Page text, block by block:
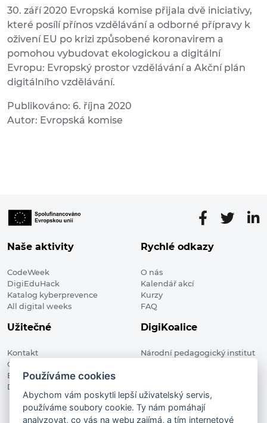
30. září 2020 Evropská komise přijala dvě iniciativy,
které posílí přínos vzdělávání a odborné přípravy k
oživení EU po krizi způsobené koronavirem a
pomohou vybudovat ekologickou a digitální
Evropu: Evropský prostor vzdělávání a Akční plán
digitálního vzdělávání.
Publikováno: 6. října 2020
Autor: Evropská komise
Naše aktivity
CodeWeek
DigiEduHack
Katalog kyberprevence
All digital weeks
Rychlé odkazy
O nás
Kalendář akcí
Kurzy
FAQ
Užitečné
Kontakt
Členské organizace
Blog
Digitalizace ve vzdělávání
DigiKoalice
Národní pedagogický institut
DigiKoalice 2021. All rights reserved
Používáme cookies
Abychom vám poskytli lepší uživatelský servis,
používáme soubory cookie. Ty nám pomáhají
analyzovat, co vás na webu zajímá, a tím internetové